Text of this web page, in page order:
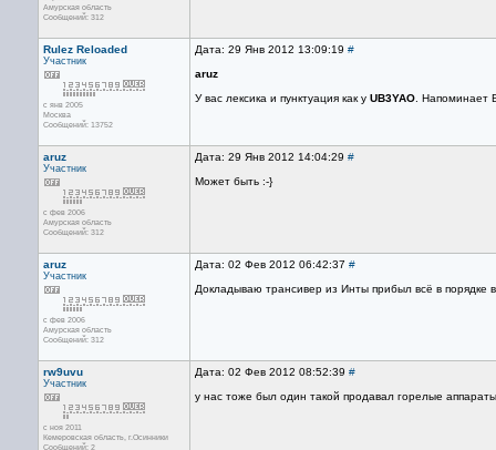
Амурская область
Сообщений: 312
Rulez Reloaded
Участник
с янв 2005
Москва
Сообщений: 13752
Дата: 29 Янв 2012 13:09:19 #
aruz
У вас лексика и пунктуация как у UB3YAO . Напоминает
aruz
Участник
с фев 2006
Амурская область
Сообщений: 312
Дата: 29 Янв 2012 14:04:29 #
Может быть :-}
aruz
Участник
с фев 2006
Амурская область
Сообщений: 312
Дата: 02 Фев 2012 06:42:37 #
Докладываю трансивер из Инты прибыл всё в порядке
rw9uvu
Участник
с ноя 2011
Кемеровская область, г.Осинники
Сообщений: 2
Дата: 02 Фев 2012 08:52:39 #
у нас тоже был один такой продавал горелые